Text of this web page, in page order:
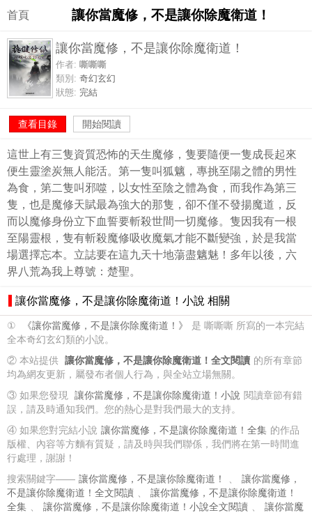
首頁 讓你當魔修，不是讓你除魔衛道！
讓你當魔修，不是讓你除魔衛道！
作者: 嘶嘶嘶
類別: 奇幻玄幻
狀態: 完結
查看目錄 開始閱讀
這世上有三隻資質恐怖的天生魔修，隻要隨便一隻成長起來
便生靈塗炭無人能活。第一隻叫狐魑，專挑至陽之體的男性
為食，第二隻叫邪噬，以女性至陰之體為食，而我作為第三
隻，也是魔修天賦最為強大的那隻，卻不僅不發揚魔道，反
而以魔修身份立下血誓要斬殺世間一切魔修。隻因我有一根
至陽靈根，隻有斬殺魔修吸收魔氣才能不斷變強，於是我當
場選擇忘本。立誌要在這九天十地蕩盡魑魅！多年以後，六
界八荒為我上尊號：楚聖。
讓你當魔修，不是讓你除魔衛道！小說 相關
① 《讓你當魔修，不是讓你除魔衛道！》
是 嘶嘶嘶 所寫的一本完結
全本奇幻玄幻類的小說。
② 本站提供 讓你當魔修，不是讓你除魔衛道！全文閱讀 的所有章節
均為網友更新，屬發布者個人行為，與全站立場無關。
③ 如果您發現 讓你當魔修，不是讓你除魔衛道！小說 閱讀章節有錯
誤，請及時通知我們。您的熱心是對我們最大的支持。
④ 如果您對完結小說 讓你當魔修，不是讓你除魔衛道！全集 的作品
版權、內容等方麵有質疑，請及時與我們聯係，我們將在第一時間進
行處理，謝謝！
搜索關鍵字—— 讓你當魔修，不是讓你除魔衛道！ 、
讓你當魔修，
不是讓你除魔衛道！全文閱讀 、
讓你當魔修，不是讓你除魔衛道！
全集 、 讓你當魔修，不是讓你除魔衛道！小說全文閱讀 、
讓你當魔